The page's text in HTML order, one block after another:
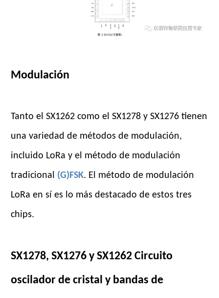
Modulación
Tanto el SX1262 como el SX1278 y SX1276 tienen
una variedad de métodos de modulación,
incluido LoRa y el método de modulación
tradicional (G)FSK. El método de modulación
LoRa en sí es lo más destacado de estos tres
chips.
SX1278, SX1276 y SX1262 Circuito
oscilador de cristal y bandas de